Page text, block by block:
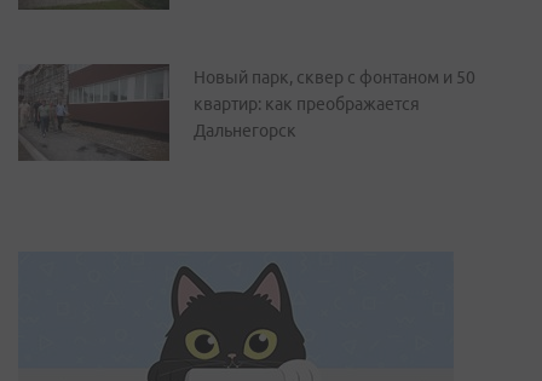
Новый парк, сквер с фонтаном и 50
квартир: как преображается
Дальнегорск